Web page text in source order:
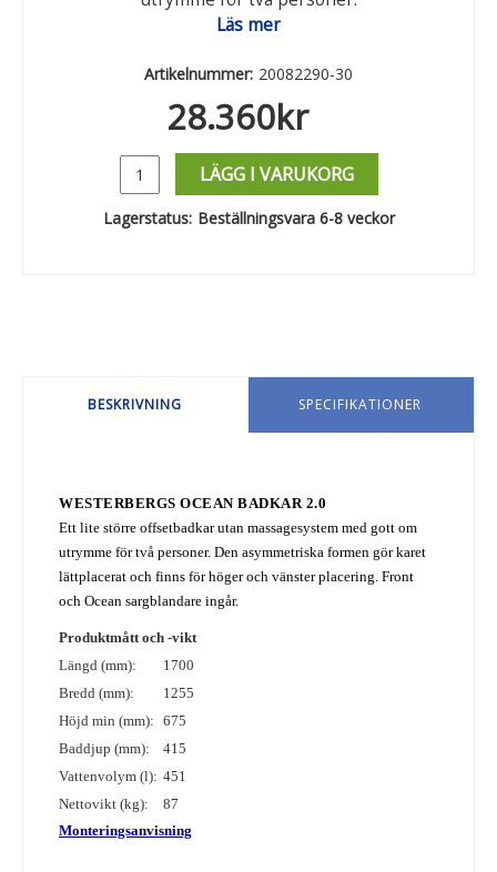
Läs mer
Artikelnummer: 20082290-30
28.360kr
LÄGG I VARUKORG
Lagerstatus: Beställningsvara 6-8 veckor
BESKRIVNING SPECIFIKATIONER
WESTERBERGS OCEAN BADKAR 2.0
Ett lite större offsetbadkar utan massagesystem med gott om
utrymme för två personer. Den asymmetriska formen gör karet
lättplacerat och finns för höger och vänster placering. Front
och Ocean sargblandare ingår.
Produktmått och -vikt
Längd (mm):
1700
Bredd (mm):
1255
Höjd min (mm): 675
Baddjup (mm):
415
Vattenvolym (l): 451
Nettovikt (kg):
87
Monteringsanvisning